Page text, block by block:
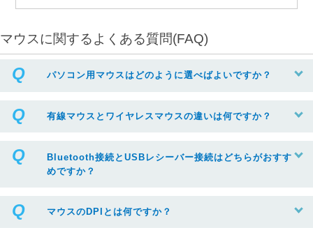
マウスに関するよくある質問(FAQ)
パソコン用マウスはどのように選べばよいですか？
有線マウスとワイヤレスマウスの違いは何ですか？
Bluetooth接続とUSBレシーバー接続はどちらがおすす
めですか？
マウスのDPIとは何ですか？